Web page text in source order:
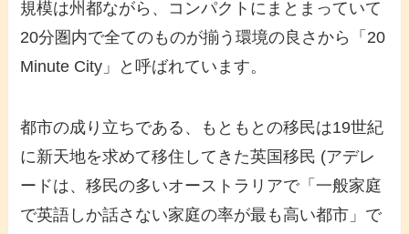
規模は州都ながら、コンパクトにまとまっていて
20分圏内で全てのものが揃う環境の良さから「20
Minute City」と呼ばれています。
都市の成り立ちである、もともとの移民は19世紀
に新天地を求めて移住してきた英国移民 (アデレ
ードは、移民の多いオーストラリアで「一般家庭
で英語しか話さない家庭の率が最も高い都市」で